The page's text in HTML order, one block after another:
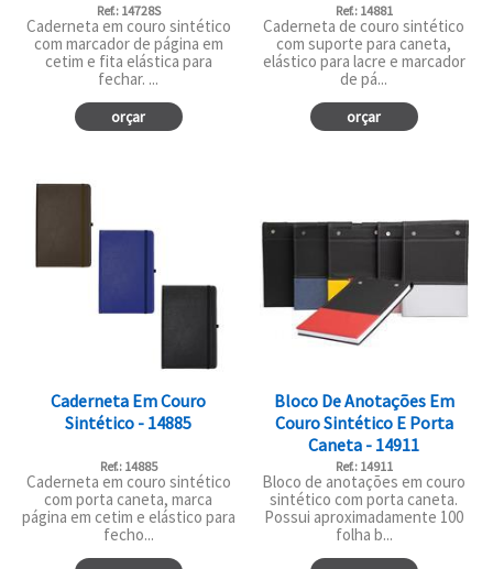
Ref.: 14728S
Caderneta em couro sintético
com marcador de página em
cetim e fita elástica para
fechar. ...
orçar
Ref.: 14881
Caderneta de couro sintético
com suporte para caneta,
elástico para lacre e marcador
de pá...
orçar
Caderneta Em Couro
Sintético - 14885
Ref.: 14885
Caderneta em couro sintético
com porta caneta, marca
página em cetim e elástico para
fecho...
Bloco De Anotações Em
Couro Sintético E Porta
Caneta - 14911
Ref.: 14911
Bloco de anotações em couro
sintético com porta caneta.
Possui aproximadamente 100
folha b...